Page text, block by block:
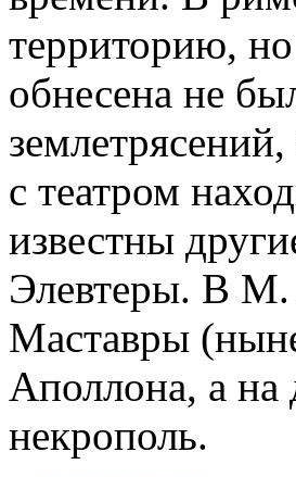
территорию, но
обнесена не
с театром
известны
Элевтеры. В М.
Маставры
Аполлона, а на
некрополь.